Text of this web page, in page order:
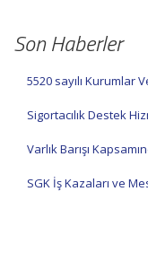
Son Haberler
5520 sayılı Kurumlar
Sigortacılık Destek
Varlık Barışı
SGK İş Kazaları ve